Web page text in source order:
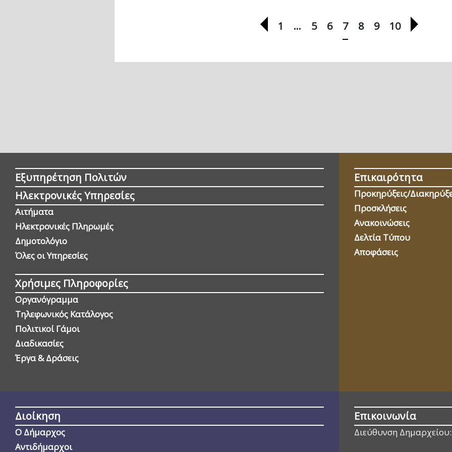
Προηγούμενη σελίδα
1 … 5 6 7 8 9 10
Εξυπηρέτηση Πολιτών
Ηλεκτρονικές Υπηρεσίες
Αιτήματα
Ηλεκτρονικές Πληρωμές
Δημοτολόγιο
Όλες οι Yπηρεσίες
Χρήσιμες Πληροφορίες
Οργανόγραμμα
Τηλεφωνικός Κατάλογος
Πολιτικοί Γάμοι
Διαδικασίες
Έργα & Δράσεις
Επικαιρότητα
Προκηρύξεις/
Προσκλήσεις
Ανακοινώσεις
Δελτία Τύπου
Αποφάσεις
Διοίκηση
Ο Δήμαρχος
Αντιδήμαρχοι
Επικοινωνία
Διεύθυνση Δημαρχείου: